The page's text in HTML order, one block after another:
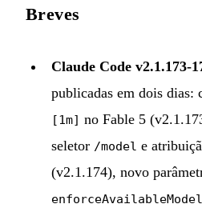
Breves
Claude Code v2.1.173-
publicadas em dois dias:
[1m] no Fable 5
seletor /model e
(v2.1.174), novo